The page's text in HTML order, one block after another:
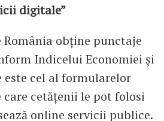
digitale”
obține punctaje
Indicelui Economiei și
cel al formularelor
cetățenii le pot folosi
online servicii publice.